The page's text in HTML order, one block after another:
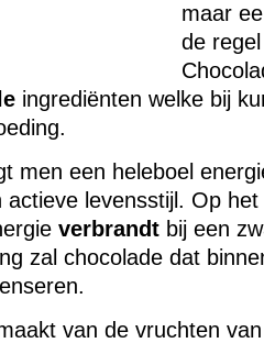
maar
de
ingrediënten welke bij
men een heleboel
actieve levensstijl. Op
verbrandtbij een
zal chocolade dat
van de vruchten